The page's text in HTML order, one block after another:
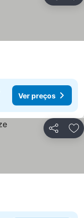
Ver preços
Partilhar